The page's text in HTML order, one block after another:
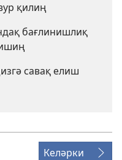
қилиң
бағлинишлиқ
савақ елиш
Келәрки